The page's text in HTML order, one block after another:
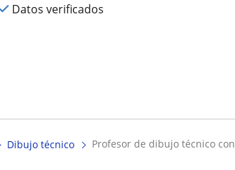
Datos verificados
Dibujo técnico profesor de dibujo técnico